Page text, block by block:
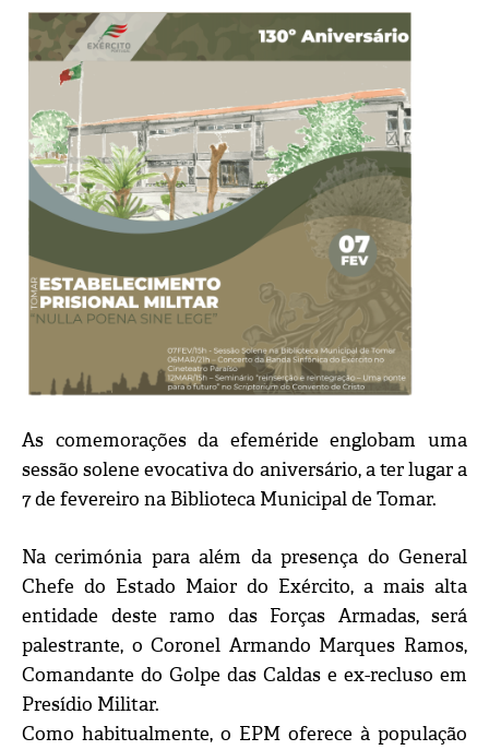
As comemorações da efeméride englobam uma
sessão solene evocativa do aniversário, a ter lugar a
7 de fevereiro na Biblioteca Municipal de Tomar.
Na cerimónia para além da presença do General
Chefe do Estado Maior do Exército, a mais alta
entidade deste ramo das Forças Armadas, será
palestrante, o Coronel Armando Marques Ramos,
Comandante do Golpe das Caldas e ex-recluso em
Presídio Militar.
Como habitualmente, o EPM oferece à população